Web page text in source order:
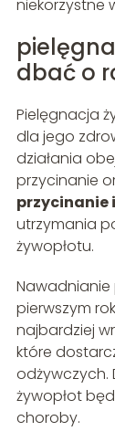
niekorzystne
dbać o
Pielęgnacja
dla jego
działania
przycinanie
przycinanie
utrzymania
żywopłotu.
pierwszym
najbardziej
które
odżywczych.
żywopłot
choroby.